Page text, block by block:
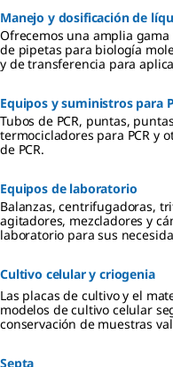
Manejo y dosificación de
Ofrecemos una amplia
de pipetas para biología
y de transferencia para
satisfacer las necesidades
líquidos de su laboratorio.
Equipos y suministros para
Tubos de PCR, puntas,
termocicladores para PCR y
de PCR.
Equipos de laboratorio
Balanzas, centrifugadoras,
agitadores, mezcladores y
laboratorio para sus
Cultivo celular y criogenia
Las placas de cultivo y el
modelos de cultivo celular
conservación de muestras
Septa